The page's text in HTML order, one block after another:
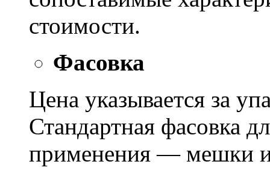
стоимости.
Фасовка
Цена указывается за
Стандартная фасовка
применения — мешки